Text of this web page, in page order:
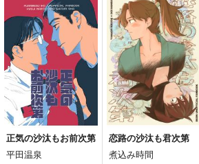
正気の沙汰もお前次第
平田温泉
恋路の沙汰も君次第
煮込み時間